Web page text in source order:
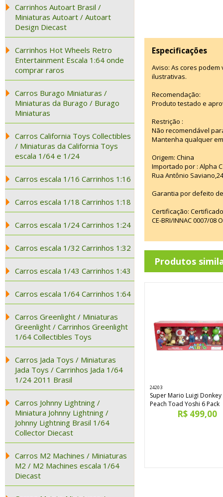
Carrinhos Autoart Brasil /
Miniaturas Autoart / Autoart
Design Diecast
Carrinhos Hot Wheels Retro
Entertainment Escala 1:64 onde
comprar raros
Carros Burago Miniaturas /
Miniaturas da Burago / Burago
Miniaturas
Carros California Toys Collectibles
/ Miniaturas da California Toys
escala 1/64 e 1/24
Carros escala 1/16 Carrinhos 1:16
Carros escala 1/18 Carrinhos 1:18
Carros escala 1/24 Carrinhos 1:24
Carros escala 1/32 Carrinhos 1:32
Carros escala 1/43 Carrinhos 1:43
Carros escala 1/64 Carrinhos 1:64
Carros Greenlight / Miniaturas
Greenlight / Carrinhos Greenlight
1/64 Collectibles Toys
Carros Jada Toys / Miniaturas
Jada Toys / Carrinhos Jada 1/64
1/24 2011 Brasil
Carros Johnny Lightning /
Miniatura Johnny Lightning /
Johnny Lightning Brasil 1/64
Collector Diecast
Carros M2 Machines / Miniaturas
M2 / M2 Machines escala 1/64
Diecast
Especificações
Aviso: As cores
ilustrativas.
Recomendação:
Produto testado e
Restrição :
Não recomendável
Mantenha qualquer
Origem: China
Importado por : Alpha
Rua Antônio
Garantia por defeito
Certificação:
CE-BRI/INNAC 0007/08
Produtos
24203
Super Mario Luigi Donkey
Peach Toad Yoshi 6 Pack
R$ 499,00